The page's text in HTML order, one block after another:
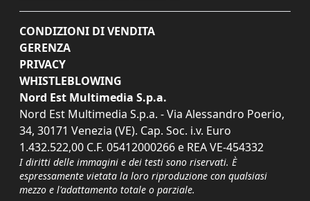
CONDIZIONI DI VENDITA
GERENZA
PRIVACY
WHISTLEBLOWING
Nord Est Multimedia S.p.a.
Nord Est Multimedia S.p.a. - Via Alessandro Poerio,
34, 30171 Venezia (VE). Cap. Soc. i.v. Euro
1.432.522,00 C.F. 05412000266 e REA VE-454332
I diritti delle immagini e dei testi sono riservati. È
espressamente vietata la loro riproduzione con qualsiasi
mezzo e l'adattamento totale o parziale.